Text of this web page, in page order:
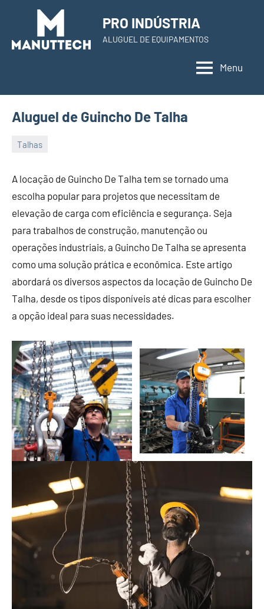
content
PRO INDÚSTRIA
ALUGUEL DE EQUIPAMENTOS
Menu
Aluguel de Guincho De Talha
Talhas
November
de
2023
A locação de Guincho De Talha tem se tornado uma
escolha popular para projetos que necessitam de
elevação de carga com eficiência e segurança. Seja
para trabalhos de construção, manutenção ou
operações industriais, a Guincho De Talha se apresenta
como uma solução prática e econômica. Este artigo
abordará os diversos aspectos da locação de Guincho De
Talha, desde os tipos disponíveis até dicas para escolher
a opção ideal para suas necessidades.